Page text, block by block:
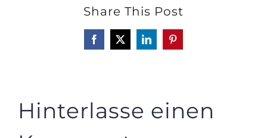
Share This Post
Facebook
X LinkedInPinterest
Hinterlasse einen